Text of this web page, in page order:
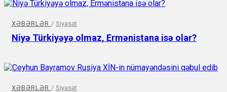
XƏBƏRLƏR / Siyasət
Niyə Türkiyəyə olmaz, Ermənistana isə olar?
XƏBƏRLƏR / Siyasət